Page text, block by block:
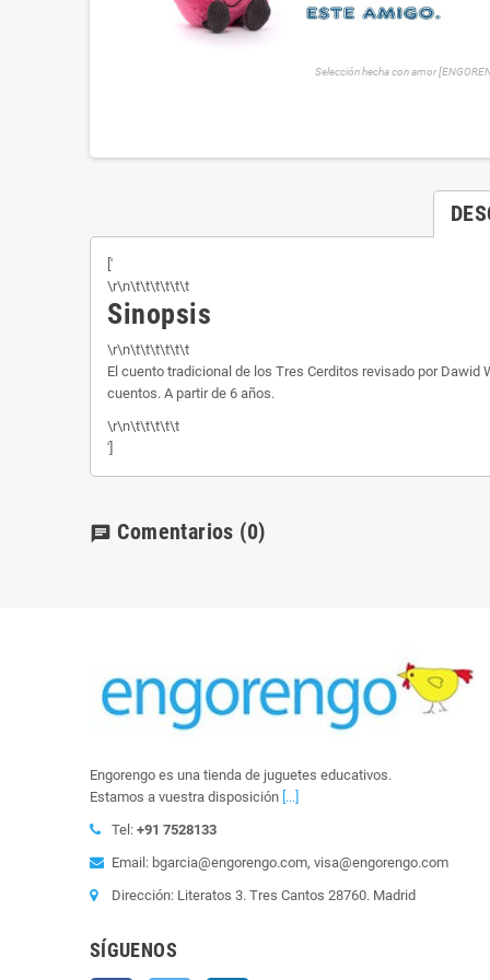
Selección hecha con amor
['
\r\n\t\t\t\t\t\t
Sinopsis
\r\n\t\t\t\t\t\t
El cuento tradicional de los Tres Cerditos revisado por
cuentos. A partir de 6 años.
\r\n\t\t\t\t\t
']
chat Comentarios (0)
Engorengo es una tienda de juguetes educativos.
Estamos a vuestra disposición [...]
Tel: +91 7528133
Email: bgarcia@engorengo.com, visa@engorengo.com
Dirección: Literatos 3. Tres Cantos 28760. Madrid
SÍGUENOS